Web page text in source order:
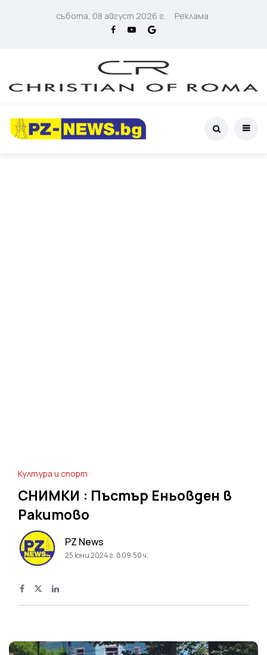
събота, 08 август 2026 г. Реклама
Култура и спорт
СНИМКИ : Пъстър Еньовден в
Ракитово
PZ News
25 юни 2024 г. в 09:50 ч.